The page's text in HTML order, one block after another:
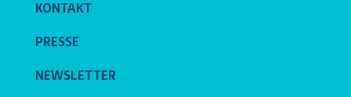
KONTAKT
PRESSE
NEWSLETTER